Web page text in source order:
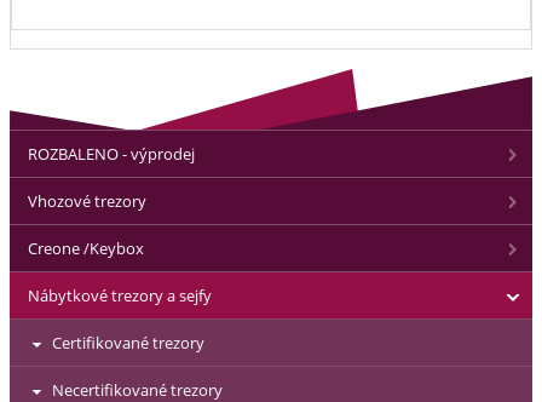
ROZBALENO - výprodej
Vhozové trezory
Creone /Keybox
Nábytkové trezory a sejfy
Certifikované trezory
Necertifikované trezory